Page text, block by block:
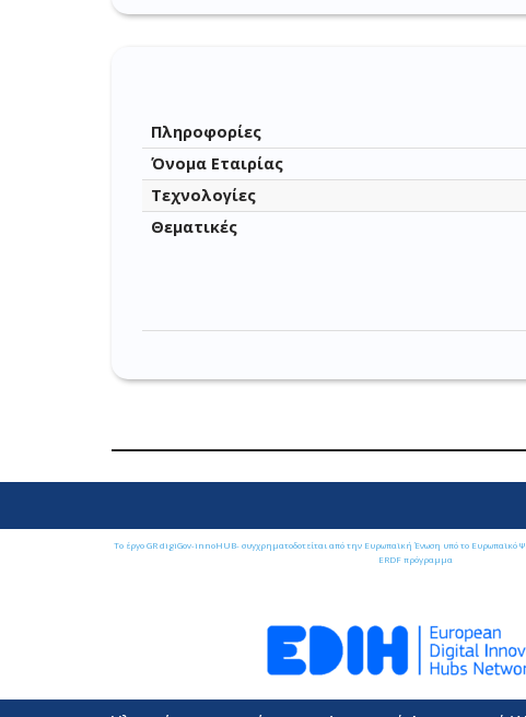
Πληροφορίες
Όνομα Εταιρίας
Τεχνολογίες
Θεματικές
Το έργο GR digiGov-innoHUB- συγχρηματοδοτείται από την Ευρωπαϊκή Ένωση υπό το Ευρωπαϊκό
ERDF πρόγραμμα